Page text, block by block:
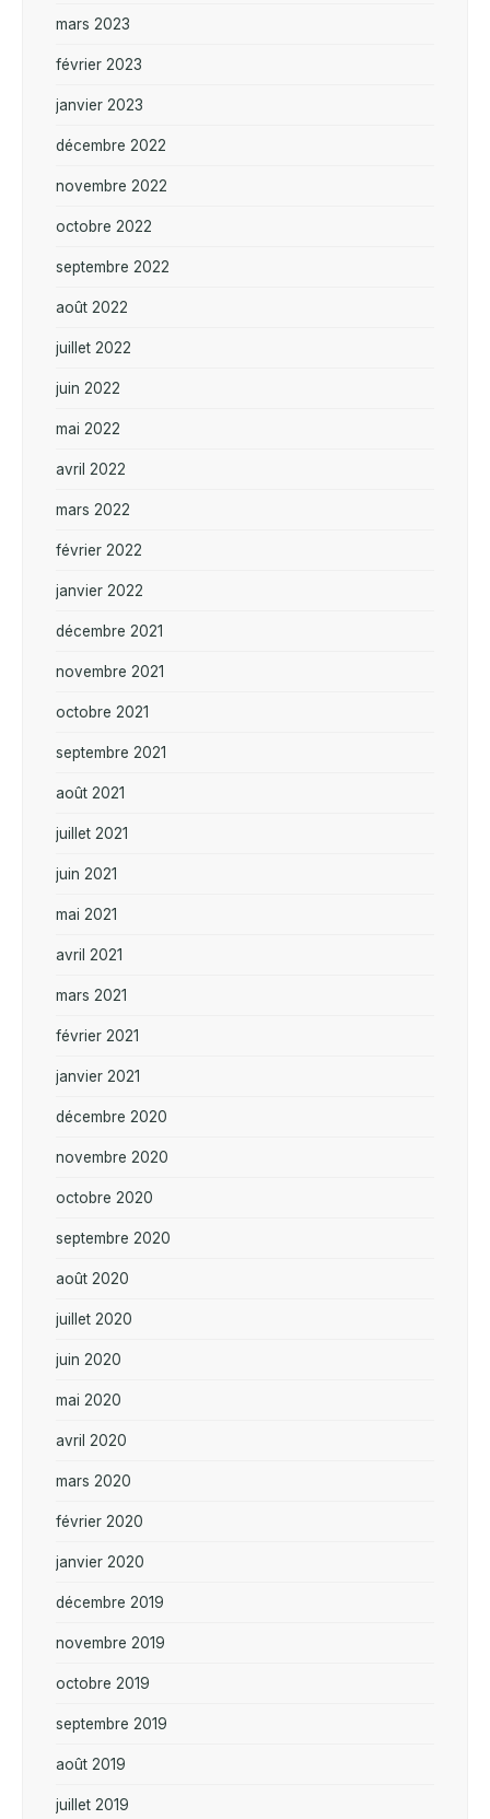
mars 2023
février 2023
janvier 2023
décembre 2022
novembre 2022
octobre 2022
septembre 2022
août 2022
juillet 2022
juin 2022
mai 2022
avril 2022
mars 2022
février 2022
janvier 2022
décembre 2021
novembre 2021
octobre 2021
septembre 2021
août 2021
juillet 2021
juin 2021
mai 2021
avril 2021
mars 2021
février 2021
janvier 2021
décembre 2020
novembre 2020
octobre 2020
septembre 2020
août 2020
juillet 2020
juin 2020
mai 2020
avril 2020
mars 2020
février 2020
janvier 2020
décembre 2019
novembre 2019
octobre 2019
septembre 2019
août 2019
juillet 2019